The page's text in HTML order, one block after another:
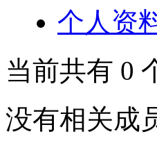
个人资
当前共有 0
没有相关成